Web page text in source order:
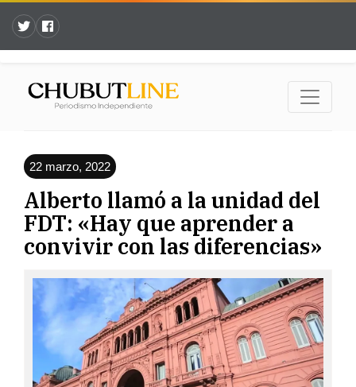
22 marzo, 2022
Alberto llamó a la unidad del
FDT: «Hay que aprender a
convivir con las diferencias»